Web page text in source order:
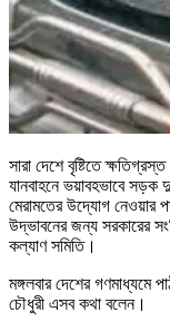
সারা দেশে বৃষ্টিতে
যানবাহনে ভয়াবহভাবে
মেরামতের উদ্যোগ নেওয়ার
উদ্ভাবনের জন্য সরকারের
কল্যাণ সমিতি।
মঙ্গলবার দেশের গণমাধ্যমে
চৌধুরী এসব কথা বলেন।